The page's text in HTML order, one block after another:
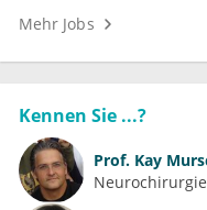
Mehr Jobs
Kennen Sie ...?
Prof. Kay
Neurochirurgie